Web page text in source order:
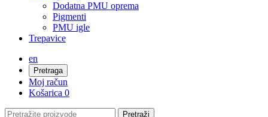
Dodatna PMU oprema
Pigmenti
PMU igle
Trepavice
en
Pretraga
Moj račun
Košarica 0